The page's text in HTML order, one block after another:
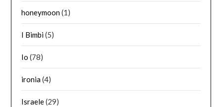
honeymoon(1)
I Bimbi(5)
Io (78)
ironia(4)
Israele(29)